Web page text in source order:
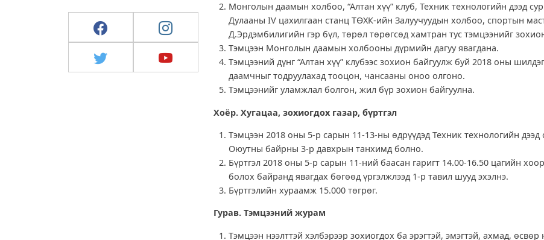
Монголын даамын холбоо, “Алтан хүү” клуб, Техник технологийн дээд
Дулааны IV цахилгаан станц ТӨХК-ийн Залуучуудын холбоо, спортын
Д.Эрдэмбилигийн гэр бүл, төрөл төрөгсөд хамтран тус тэмцээнийг
Тэмцээн Монголын даамын холбооны дүрмийн дагуу явагдана.
Тэмцээний дүнг “Алтан хүү” клубээс зохион байгуулж буй 2018 оны
даамчныг тодруулахад тооцон, чансааны оноо олгоно.
Тэмцээнийг уламжлал болгон, жил бүр зохион байгуулна.
Хоёр. Хугацаа, зохиогдох газар, бүртгэл
Тэмцээн 2018 оны 5-р сарын 11-13-ны өдрүүдэд Техник технологийн дээд
Оюутны байрны 3-р давхрын танхимд болно.
Бүртгэл 2018 оны 5-р сарын 11-ний баасан гаригт 14.00-16.50 цагийн
болох байранд явагдах бөгөөд үргэлжлээд 1-р тавил шууд эхэлнэ.
Бүртгэлийн хураамж 15.000 төгрөг.
Гурав. Тэмцээний журам
Тэмцээн нээлттэй хэлбэрээр зохиогдох ба эрэгтэй, эмэгтэй, ахмад, өсвөр